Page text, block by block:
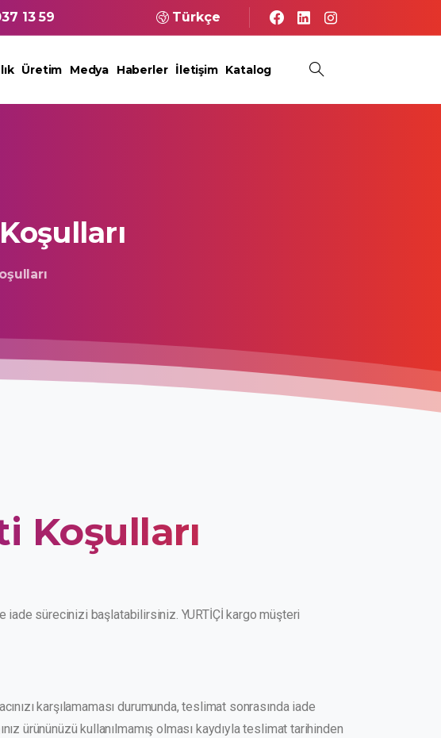
13 59 Türkçe
Üretim Medya Haberler İletişim Katalog
Koşulları
Koşulları
sürecinizi başlatabilirsiniz. YURTİÇİ kargo müşteri
karşılamaması durumunda, teslimat sonrasında iade
ürününüzü kullanılmamış olması kaydıyla teslimat tarihinden